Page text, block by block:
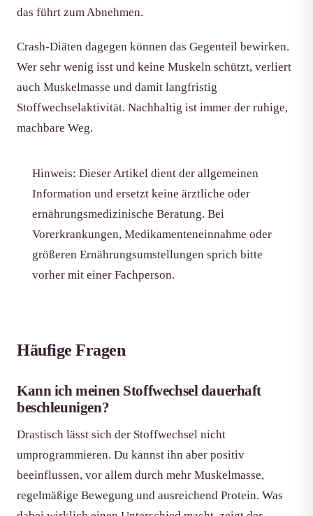
das führt zum Abnehmen.
Crash-Diäten dagegen können das Gegenteil bewirken.
Wer sehr wenig isst und keine Muskeln schützt, verliert
auch Muskelmasse und damit langfristig
Stoffwechselaktivität. Nachhaltig ist immer der ruhige,
machbare Weg.
Hinweis: Dieser Artikel dient der allgemeinen
Information und ersetzt keine ärztliche oder
ernährungsmedizinische Beratung. Bei
Vorerkrankungen, Medikamenteneinnahme oder
größeren Ernährungsumstellungen sprich bitte
vorher mit einer Fachperson.
Häufige Fragen
Kann ich meinen Stoffwechsel dauerhaft
beschleunigen?
Drastisch lässt sich der Stoffwechsel nicht
umprogrammieren. Du kannst ihn aber positiv
beeinflussen, vor allem durch mehr Muskelmasse,
regelmäßige Bewegung und ausreichend Protein. Was